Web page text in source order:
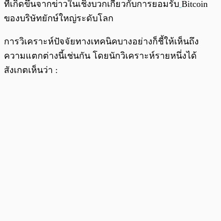
ที่เกิดขึ้นจากข่าวในเชิงบวกเกี่ยวกับการยอมรับ Bitcoin
ของบริษัทยักษ์ใหญ่ระดับโลก
การวิเคราะห์ปัจจัยทางเทคนิคบางอย่างก็ชี้ให้เห็นถึง
ความแตกต่างนี้เช่นกัน โดยนักวิเคราะห์รายหนึ่งได้
สังเกตเห็นว่า :